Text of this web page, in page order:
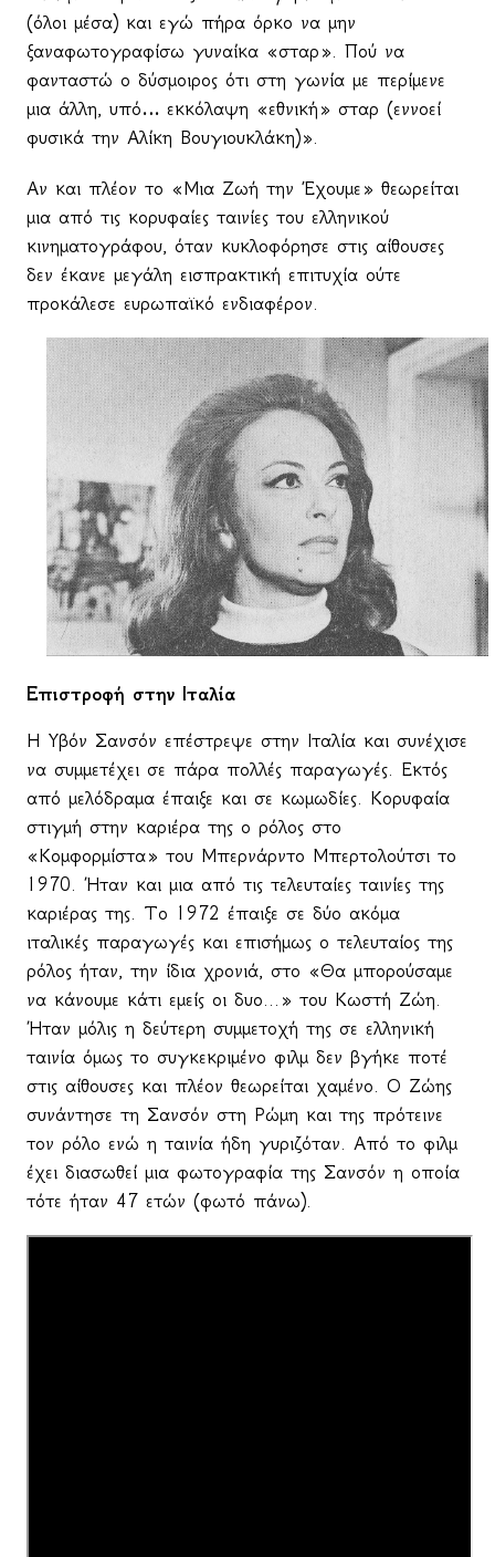
(όλοι μέσα) και εγώ πήρα όρκο να μην
ξαναφωτογραφίσω γυναίκα «σταρ». Πού να
φανταστώ ο δύσμοιρος ότι στη γωνία με περίμενε
μια άλλη, υπό… εκκόλαψη «εθνική» σταρ (εννοεί
φυσικά την Αλίκη Βουγιουκλάκη)».
Αν και πλέον το «Μια Ζωή την Έχουμε» θεωρείται
μια από τις κορυφαίες ταινίες του ελληνικού
κινηματογράφου, όταν κυκλοφόρησε στις αίθουσες
δεν έκανε μεγάλη εισπρακτική επιτυχία ούτε
προκάλεσε ευρωπαϊκό ενδιαφέρον.
Επιστροφή στην Ιταλία
Η Υβόν Σανσόν επέστρεψε στην Ιταλία και συνέχισε
να συμμετέχει σε πάρα πολλές παραγωγές. Εκτός
από μελόδραμα έπαιξε και σε κωμωδίες. Κορυφαία
στιγμή στην καριέρα της ο ρόλος στο
«Κομφορμίστα» του Μπερνάρντο Μπερτολούτσι το
1970. Ήταν και μια από τις τελευταίες ταινίες της
καριέρας της. Το 1972 έπαιξε σε δύο ακόμα
ιταλικές παραγωγές και επισήμως ο τελευταίος της
ρόλος ήταν, την ίδια χρονιά, στο «Θα μπορούσαμε
να κάνουμε κάτι εμείς οι δυο...» του Κωστή Ζώη.
Ήταν μόλις η δεύτερη συμμετοχή της σε ελληνική
ταινία όμως το συγκεκριμένο φιλμ δεν βγήκε ποτέ
στις αίθουσες και πλέον θεωρείται χαμένο. Ο Ζώης
συνάντησε τη Σανσόν στη Ρώμη και της πρότεινε
τον ρόλο ενώ η ταινία ήδη γυριζόταν. Από το φιλμ
έχει διασωθεί μια φωτογραφία της Σανσόν η οποία
τότε ήταν 47 ετών (φωτό πάνω).